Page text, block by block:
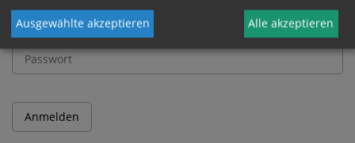
Passwort
Ausgewählte akzeptieren Alle akzeptieren